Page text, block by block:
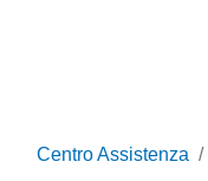
Centro Assistenza